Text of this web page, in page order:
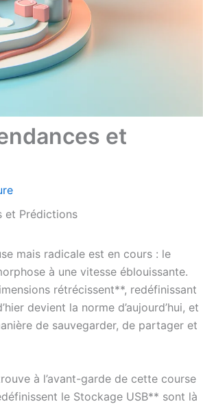
et
et Prédictions
mais radicale est en cours : le
à une vitesse éblouissante.
rétrécissent**, redéfinissant
devient la norme d’aujourd’hui, et
de sauvegarder, de partager et
à l’avant-garde de cette course
le Stockage USB** sont là